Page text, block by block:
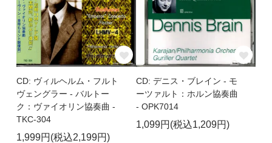
CD: ヴィルヘルム・フルト
ヴェングラー - バルトー
ク：ヴァイオリン協奏曲 -
TKC-304
1,999円(税込2,199円)
CD: デニス・ブレイン - モ
ーツァルト：ホルン協奏曲
- OPK7014
1,099円(税込1,209円)